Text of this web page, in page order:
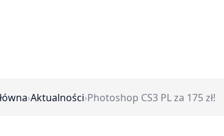
›Aktualności›Photoshop CS3 PL za 175 zł!